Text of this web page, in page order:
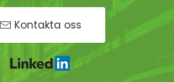
Kontakta oss